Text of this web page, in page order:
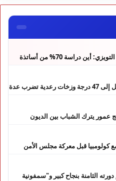
النقابة الوطنية للتعليم تُحرج التويزي: أين دراسة 70% من أساتذة
نشرة إنذارية.. موجة حر تصل إلى 47 درجة وزخات رعدية تضرب عدة
يترك الشباب بين الديون
كولومبيا قبل معركة مجلس الأمن
الثامنة بنجاح كبير و"سمفونية